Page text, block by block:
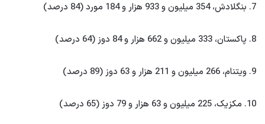
7. بنگلادش، 354 میلیون و 933 هزار و 184 مورد (84 درصد)
8. پاکستان، 333 میلیون و 662 هزار و 84 دوز (64 درصد)
9. ویتنام، 266 میلیون و 211 هزار و 63 دوز (89 درصد)
10. مکزیک، 225 میلیون و 63 هزار و 79 دوز (65 درصد)